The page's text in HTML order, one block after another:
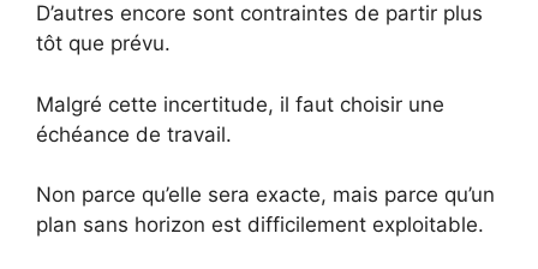
D’autres encore sont contraintes de partir plus
tôt que prévu.
Malgré cette incertitude, il faut choisir une
échéance de travail.
Non parce qu’elle sera exacte, mais parce qu’un
plan sans horizon est difficilement exploitable.